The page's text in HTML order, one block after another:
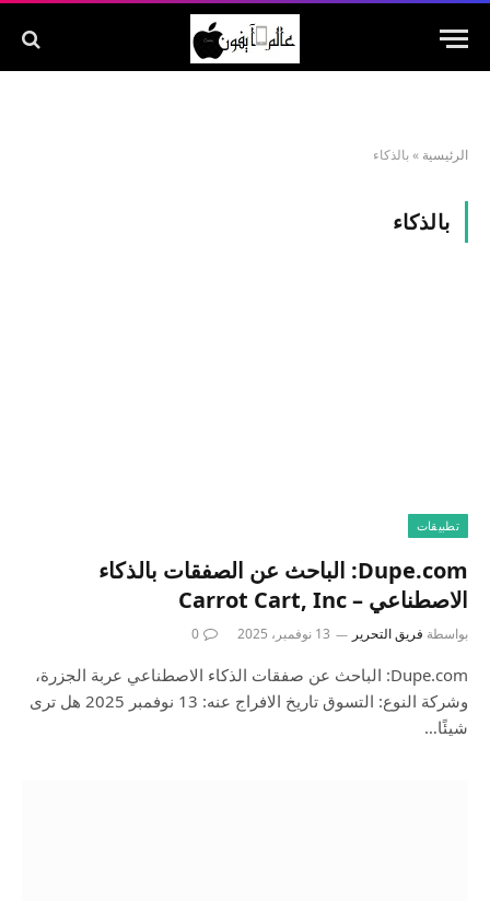
الرئيسية »بالذكاء
بالذكاء
تطبيقات
Dupe.com: الباحث عن الصفقات بالذكاء
الاصطناعي – Carrot Cart, Inc
بواسطة فريق التحرير 13 نوفمبر، 2025 0
Dupe.com: الباحث عن صفقات الذكاء الاصطناعي عربة الجزرة،
وشركة النوع: التسوق تاريخ الافراج عنه: 13 نوفمبر 2025 هل ترى
شيئًا…